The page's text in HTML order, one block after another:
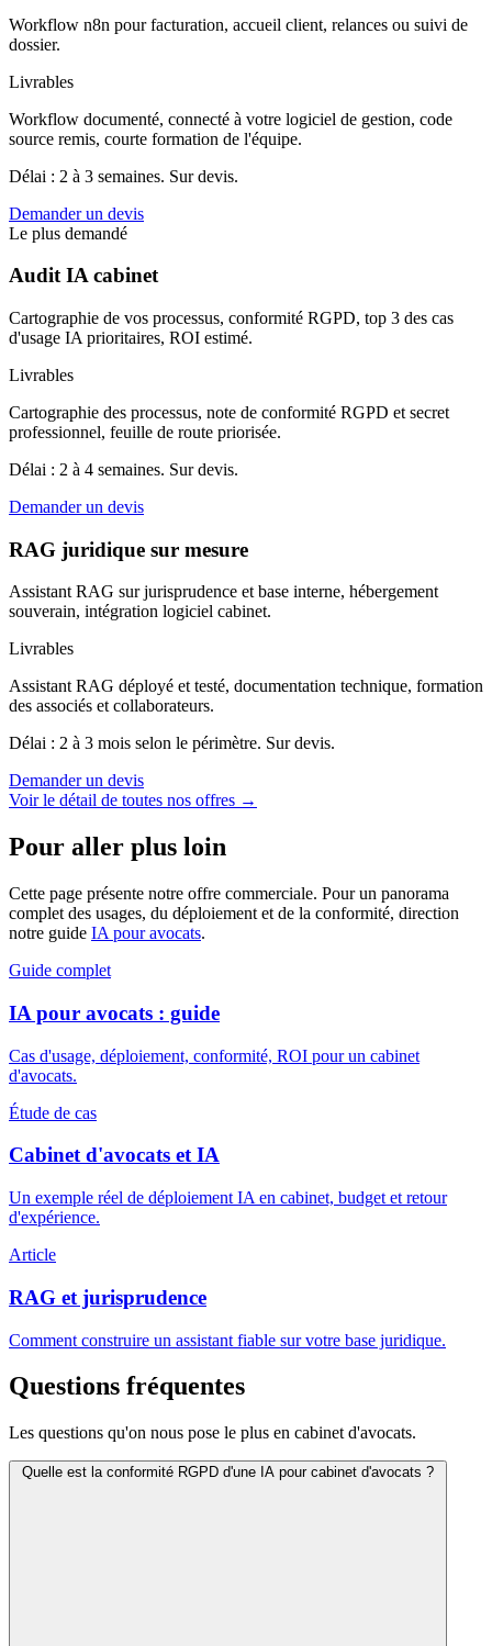
Workflow n8n pour facturation, accueil client, relances ou suivi de
dossier.
Livrables
Workflow documenté, connecté à votre logiciel de gestion, code
source remis, courte formation de l'équipe.
Délai : 2 à 3 semaines. Sur devis.
Demander un devis
Le plus demandé
Audit IA cabinet
Cartographie de vos processus, conformité RGPD, top 3 des cas
d'usage IA prioritaires, ROI estimé.
Livrables
Cartographie des processus, note de conformité RGPD et secret
professionnel, feuille de route priorisée.
Délai : 2 à 4 semaines. Sur devis.
Demander un devis
RAG juridique sur mesure
Assistant RAG sur jurisprudence et base interne, hébergement
souverain, intégration logiciel cabinet.
Livrables
Assistant RAG déployé et testé, documentation technique, formation
des associés et collaborateurs.
Délai : 2 à 3 mois selon le périmètre. Sur devis.
Demander un devis
Voir le détail de toutes nos offres →
Pour aller plus loin
Cette page présente notre offre commerciale. Pour un panorama
complet des usages, du déploiement et de la conformité, direction
notre guide IA pour avocats.
Guide complet
IA pour avocats : guide
Cas d'usage, déploiement, conformité, ROI pour un cabinet
d'avocats.
Étude de cas
Cabinet d'avocats et IA
Un exemple réel de déploiement IA en cabinet, budget et retour
d'expérience.
Article
RAG et jurisprudence
Comment construire un assistant fiable sur votre base juridique.
Questions fréquentes
Les questions qu'on nous pose le plus en cabinet d'avocats.
Quelle est la conformité RGPD d'une IA pour cabinet d'avocats ?